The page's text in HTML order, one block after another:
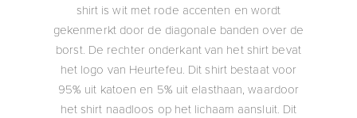
shirt is wit met rode accenten en wordt
gekenmerkt door de diagonale banden over de
borst. De rechter onderkant van het shirt bevat
het logo van Heurtefeu. Dit shirt bestaat voor
95% uit katoen en 5% uit elasthaan, waardoor
het shirt naadloos op het lichaam aansluit. Dit